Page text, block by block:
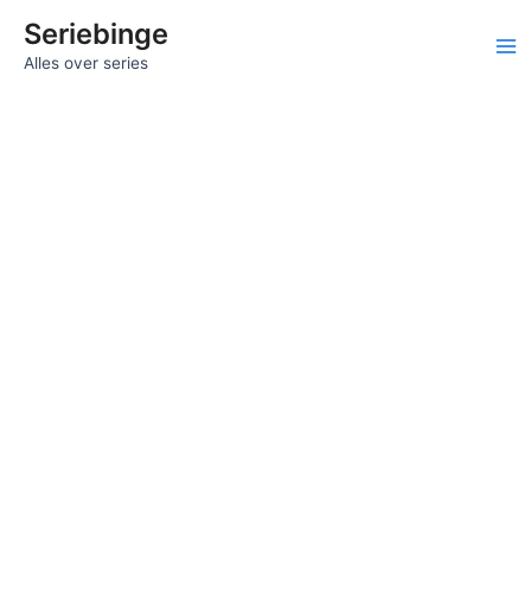
naarSeriebinge
Alles over series